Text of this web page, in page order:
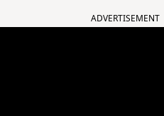
ADVERTISEMENT